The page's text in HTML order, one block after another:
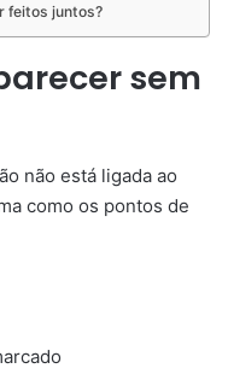
feitos juntos?
sem
não está ligada ao
como os pontos de